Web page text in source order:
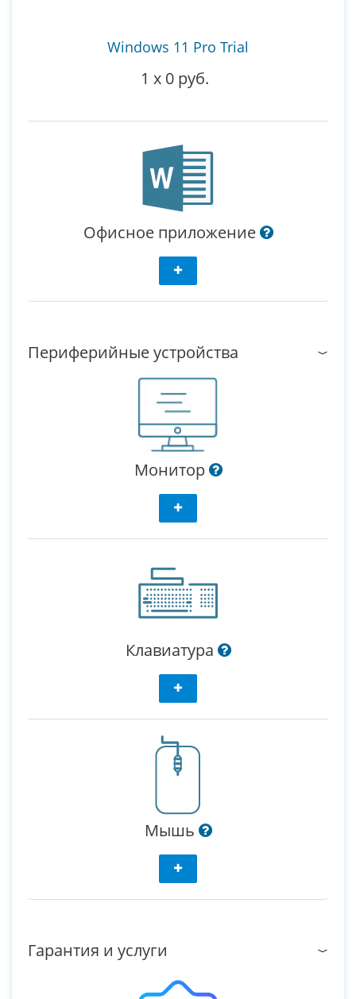
Windows 11 Pro Trial
1 x 0 руб.
Офисное приложение
Периферийные устройства
Монитор
Клавиатура
Мышь
Гарантия и услуги